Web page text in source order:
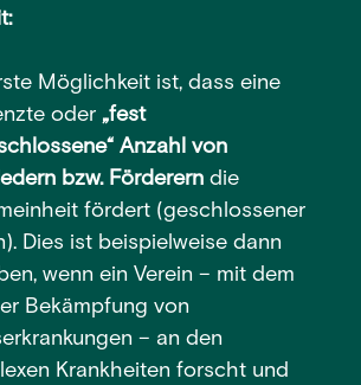
Möglichkeit ist, dass eine
oder „fest
Anzahl von
bzw. Fördererndie
fördert (geschlossener
Dies ist beispielweise dann
wenn ein Verein – mit dem
Bekämpfung von
– an den
Krankheiten forscht und